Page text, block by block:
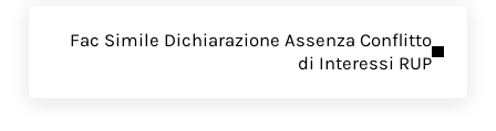
Fac Simile Dichiarazione Assenza Conflitto
di Interessi RUP